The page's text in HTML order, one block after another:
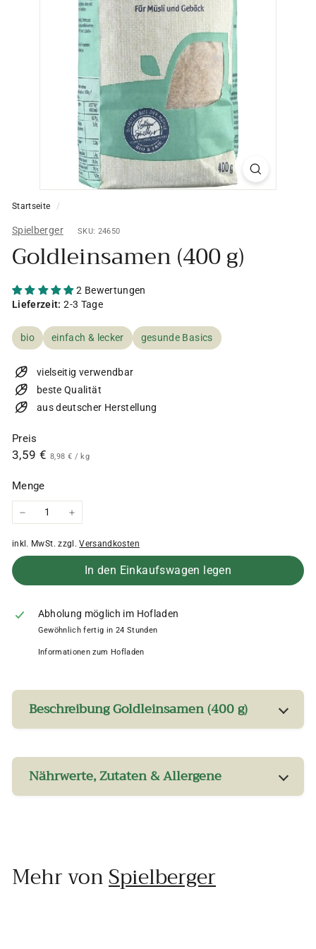
Startseite /
Spielberger SKU: 24650
Goldleinsamen (400 g)
2 Bewertungen
Lieferzeit: 2-3 Tage
bio einfach & lecker gesunde Basics
vielseitig verwendbar
beste Qualität
aus deutscher Herstellung
Preis
Normaler
3,59 € 3,59
8,98 € 8,98
/ kg
Menge
inkl. MwSt. zzgl.Versandkosten
In den Einkaufswagen legen
Abholung möglich im Hofladen
Gewöhnlich fertig in 24 Stunden
Informationen zum Hofladen
Beschreibung Goldleinsamen (400 g)
Nährwerte, Zutaten & Allergene
Mehr vonSpielberger